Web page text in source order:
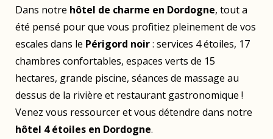
Dans notre hôtel de charme en Dordogne, tout a
été pensé pour que vous profitiez pleinement de vos
escales dans le Périgord noir: services 4 étoiles, 17
chambres confortables, espaces verts de 15
hectares, grande piscine, séances de massage au
dessus de la rivière et restaurant gastronomique !
Venez vous ressourcer et vous détendre dans notre
hôtel 4 étoiles en Dordogne.